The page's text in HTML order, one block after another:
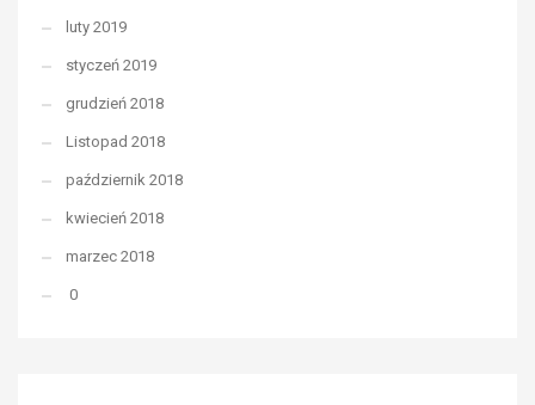
luty 2019
styczeń 2019
grudzień 2018
Listopad 2018
październik 2018
kwiecień 2018
marzec 2018
0